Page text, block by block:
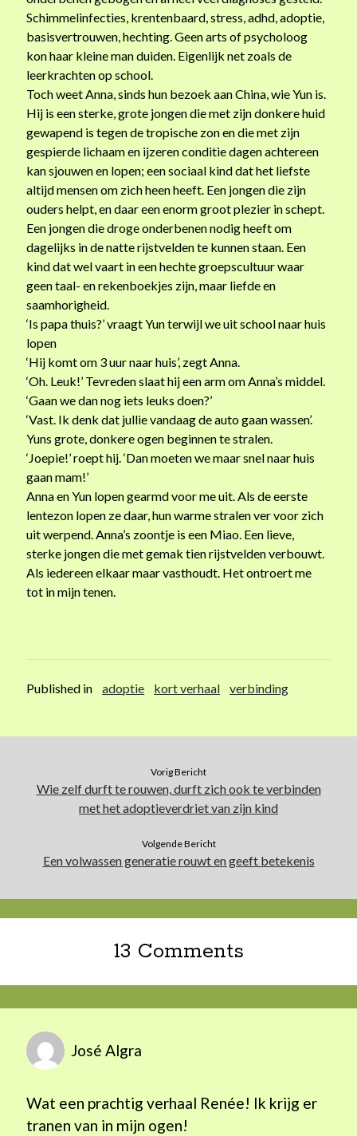
Schimmelinfecties, krentenbaard, stress, adhd, adoptie,
basisvertrouwen, hechting. Geen arts of psycholoog
kon haar kleine man duiden. Eigenlijk net zoals de
leerkrachten op school.
Toch weet Anna, sinds hun bezoek aan China, wie Yun is.
Hij is een sterke, grote jongen die met zijn donkere huid
gewapend is tegen de tropische zon en die met zijn
gespierde lichaam en ijzeren conditie dagen achtereen
kan sjouwen en lopen; een sociaal kind dat het liefste
altijd mensen om zich heen heeft. Een jongen die zijn
ouders helpt, en daar een enorm groot plezier in schept.
Een jongen die droge onderbenen nodig heeft om
dagelijks in de natte rijstvelden te kunnen staan. Een
kind dat wel vaart in een hechte groepscultuur waar
geen taal- en rekenboekjes zijn, maar liefde en
saamhorigheid.
‘Is papa thuis?’ vraagt Yun terwijl we uit school naar huis
lopen
‘Hij komt om 3 uur naar huis’, zegt Anna.
‘Oh. Leuk!’ Tevreden slaat hij een arm om Anna’s middel.
‘Gaan we dan nog iets leuks doen?’
‘Vast. Ik denk dat jullie vandaag de auto gaan wassen’.
Yuns grote, donkere ogen beginnen te stralen.
‘Joepie!’ roept hij. ‘Dan moeten we maar snel naar huis
gaan mam!’
Anna en Yun lopen gearmd voor me uit. Als de eerste
lentezon lopen ze daar, hun warme stralen ver voor zich
uit werpend. Anna’s zoontje is een Miao. Een lieve,
sterke jongen die met gemak tien rijstvelden verbouwt.
Als iedereen elkaar maar vasthoudt. Het ontroert me
tot in mijn tenen.
Published in adoptie kort verhaal verbinding
Vorig Bericht
Wie zelf durft te rouwen, durft zich ook te verbinden
met het adoptieverdriet van zijn kind
Volgende Bericht
Een volwassen generatie rouwt en geeft betekenis
13 Comments
José Algra
Wat een prachtig verhaal Renée! Ik krijg er
tranen van in mijn ogen!